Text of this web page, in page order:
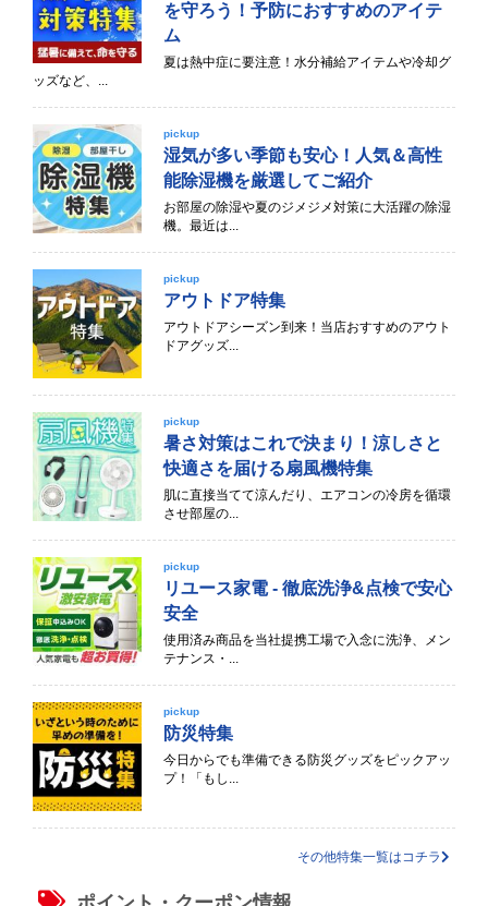
を守ろう！予防におすすめのアイテ
ム
夏は熱中症に要注意！水分補給アイテムや冷却グ
ッズなど、...
pickup
湿気が多い季節も安心！人気＆高性
能除湿機を厳選してご紹介
お部屋の除湿や夏のジメジメ対策に大活躍の除湿
機。最近は...
pickup
アウトドア特集
アウトドアシーズン到来！当店おすすめのアウト
ドアグッズ...
pickup
暑さ対策はこれで決まり！涼しさと
快適さを届ける扇風機特集
肌に直接当てて涼んだり、エアコンの冷房を循環
させ部屋の...
pickup
リユース家電 - 徹底洗浄&点検で安心
安全
使用済み商品を当社提携工場で入念に洗浄、メン
テナンス・...
pickup
防災特集
今日からでも準備できる防災グッズをピックアッ
プ！「もし...
その他特集一覧はコチラ